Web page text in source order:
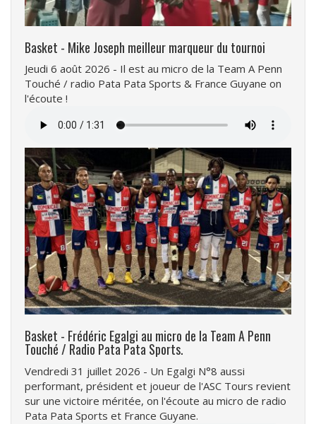
Basket - Mike Joseph meilleur marqueur du tournoi
Jeudi 6 août 2026 - Il est au micro de la Team A Penn
Touché / radio Pata Pata Sports & France Guyane on
l'écoute !
audio
Basket - Frédéric Egalgi au micro de la Team A Penn
Touché / Radio Pata Pata Sports.
Vendredi 31 juillet 2026 - Un Egalgi N°8 aussi
performant, président et joueur de l'ASC Tours revient
sur une victoire méritée, on l'écoute au micro de radio
Pata Pata Sports et France Guyane.